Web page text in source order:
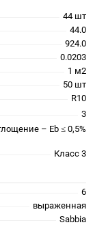
44 шт
44.0
924.0
0.0203
1 м2
50 шт
R10
3
– Eb ≤ 0,5%
Класс 3
6
выраженная
Sabbia